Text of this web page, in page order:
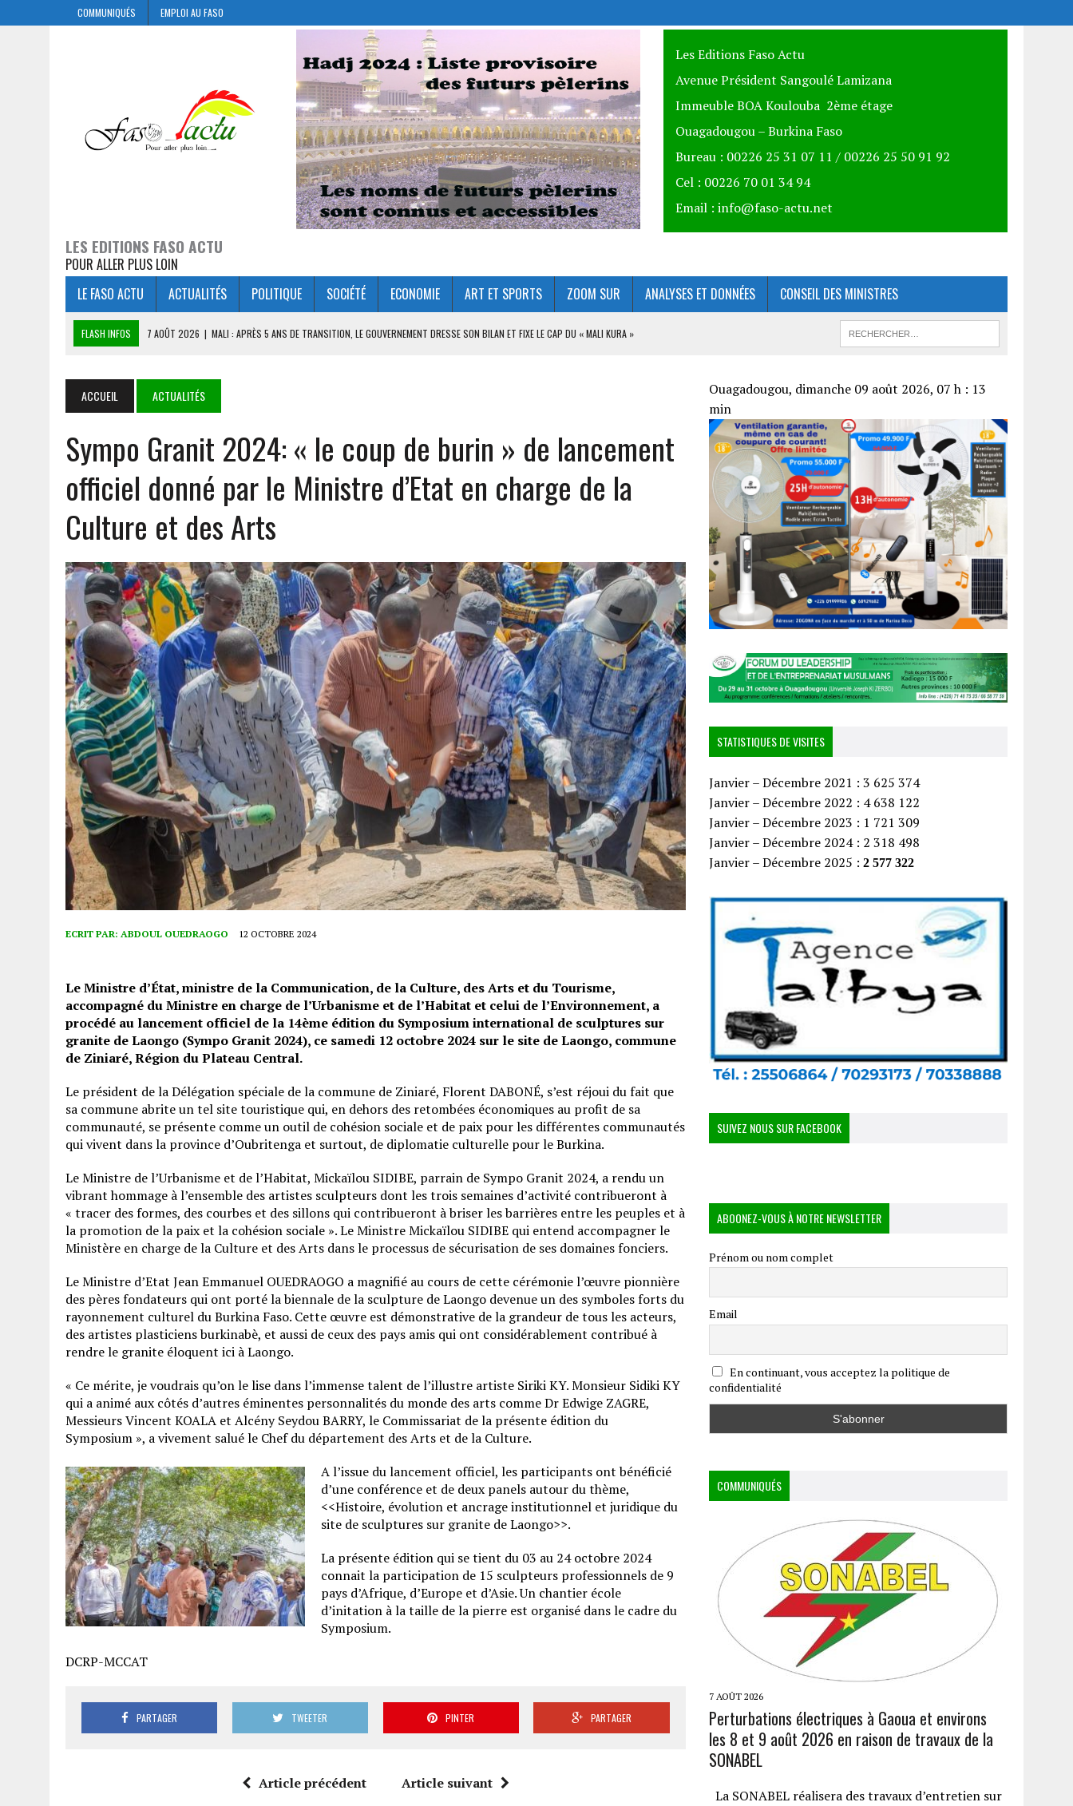
COMMUNIQUÉS EMPLOI AU FASO
LES EDITIONS FASO ACTU
POUR ALLER PLUS LOIN
Les Editions Faso Actu
Avenue Président Sangoulé Lamizana
Immeuble BOA Koulouba 2ème étage
Ouagadougou – Burkina Faso
Bureau : 00226 25 31 07 11 / 00226 25 50 91 92
Cel : 00226 70 01 34 94
Email : info@faso-actu.net
LE FASO ACTU ACTUALITÉS POLITIQUE SOCIÉTÉ ECONOMIE ART ET SPORTS ZOOM SUR ANALYSES ET DONNÉES CONSEIL DES MINISTRES
FLASH INFOS 7 AOÛT 2026 | MALI : APRÈS 5 ANS DE TRANSITION, LE GOUVERNEMENT DRESSE SON BILAN ET FIXE LE CAP DU « MALI KURA »
DÉDOUGOU : LES CORPS CONSTITUÉS RENDENT HOMMAGE AUX ÉLÉMENTS DU 7ᵉ GROUPEMENT D’INTERVENTION RAPIDE
5 AOÛT 2026 | GOULMOU : LA BVDP RENFORCE LES CAPACITÉS PSYCHOSOCIALES ET SANITAIRES DES VDP
IMMERSION AU BATAILLON MIXTE DE MARCHE FANTÔME 1 : LE FONDS DE SOUTIEN PATRIOTIQUE ÉVALUE SES RÉALISATIONS SUR LE
TERRAIN
ACCUEIL ACTUALITÉS
Sympo Granit 2024: « le coup de burin » de lancement
officiel donné par le Ministre d’Etat en charge de la
Culture et des Arts
ECRIT PAR: ABDOUL OUEDRAOGO 12 OCTOBRE 2024
Le Ministre d’État, ministre de la Communication, de la Culture, des Arts et du Tourisme,
accompagné du Ministre en charge de l’Urbanisme et de l’Habitat et celui de l’Environnement, a
procédé au lancement officiel de la 14ème édition du Symposium international de sculptures sur
granite de Laongo (Sympo Granit 2024), ce samedi 12 octobre 2024 sur le site de Laongo, commune
de Ziniaré, Région du Plateau Central.
Le président de la Délégation spéciale de la commune de Ziniaré, Florent DABONÉ, s’est réjoui du fait que
sa commune abrite un tel site touristique qui, en dehors des retombées économiques au profit de sa
communauté, se présente comme un outil de cohésion sociale et de paix pour les différentes communautés
qui vivent dans la province d’Oubritenga et surtout, de diplomatie culturelle pour le Burkina.
Le Ministre de l’Urbanisme et de l’Habitat, Mickaïlou SIDIBE, parrain de Sympo Granit 2024, a rendu un
vibrant hommage à l’ensemble des artistes sculpteurs dont les trois semaines d’activité contribueront à
« tracer des formes, des courbes et des sillons qui contribueront à briser les barrières entre les peuples et à
la promotion de la paix et la cohésion sociale ». Le Ministre Mickaïlou SIDIBE qui entend accompagner le
Ministère en charge de la Culture et des Arts dans le processus de sécurisation de ses domaines fonciers.
Le Ministre d’Etat Jean Emmanuel OUEDRAOGO a magnifié au cours de cette cérémonie l’œuvre pionnière
des pères fondateurs qui ont porté la biennale de la sculpture de Laongo devenue un des symboles forts du
rayonnement culturel du Burkina Faso. Cette œuvre est démonstrative de la grandeur de tous les acteurs,
des artistes plasticiens burkinabè, et aussi de ceux des pays amis qui ont considérablement contribué à
rendre le granite éloquent ici à Laongo.
« Ce mérite, je voudrais qu’on le lise dans l’immense talent de l’illustre artiste Siriki KY. Monsieur Sidiki KY
qui a animé aux côtés d’autres éminentes personnalités du monde des arts comme Dr Edwige ZAGRE,
Messieurs Vincent KOALA et Alcény Seydou BARRY, le Commissariat de la présente édition du
Symposium », a vivement salué le Chef du département des Arts et de la Culture.
A l’issue du lancement officiel, les participants ont bénéficié
d’une conférence et de deux panels autour du thème,
<<Histoire, évolution et ancrage institutionnel et juridique du
site de sculptures sur granite de Laongo>>.
La présente édition qui se tient du 03 au 24 octobre 2024
connait la participation de 15 sculpteurs professionnels de 9
pays d’Afrique, d’Europe et d’Asie. Un chantier école
d’initation à la taille de la pierre est organisé dans le cadre du
Symposium.
DCRP-MCCAT
PARTAGER TWEETER PINTER PARTAGER
Article précédent Article suivant
Ouagadougou, dimanche 09 août 2026, 07 h : 13
min
STATISTIQUES DE VISITES
Janvier – Décembre 2021 : 3 625 374
Janvier – Décembre 2022 : 4 638 122
Janvier – Décembre 2023 : 1 721 309
Janvier – Décembre 2024 : 2 318 498
Janvier – Décembre 2025 :2 577 322
SUIVEZ NOUS SUR FACEBOOK
ABOONEZ-VOUS À NOTRE NEWSLETTER
Prénom ou nom complet
Email
En continuant, vous acceptez la politique de
confidentialité
COMMUNIQUÉS
7 AOÛT 2026
Perturbations électriques à Gaoua et environs
les 8 et 9 août 2026 en raison de travaux de la
SONABEL
La SONABEL réalisera des travaux d’entretien sur